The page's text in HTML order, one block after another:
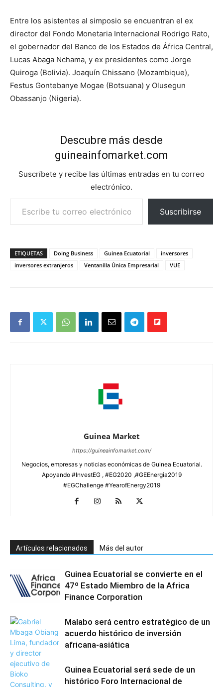
Entre los asistentes al simposio se encuentran el ex
director del Fondo Monetaria Internacional Rodrigo Rato,
el gobernador del Banco de los Estados de África Central,
Lucas Abaga Nchama, y ex presidentes como Jorge
Quiroga (Bolivia). Joaquín Chissano (Mozambique),
Festus Gontebanye Mogae (Botsuana) y Olusegun
Obassanjo (Nigeria).
Descubre más desde
guineainfomarket.com
Suscríbete y recibe las últimas entradas en tu correo
electrónico.
Escribe tu correo electrónico…
Suscribirse
ETIQUETAS Doing Business Guinea Ecuatorial
inversores
inversores extranjeros
Ventanilla Única Empresarial VUE
Guinea Market
https://guineainfomarket.com/
Negocios, empresas y noticias económicas de Guinea Ecuatorial.
Apoyando #InvestEG , #EG2020 ,#GEEnergia2019
#EGChallenge #YearofEnergy2019
Artículos relacionados Más del autor
Guinea Ecuatorial se convierte en el
47º Estado Miembro de la Africa
Finance Corporation
Malabo será centro estratégico de un
acuerdo histórico de inversión
africana-asiática
Guinea Ecuatorial será sede de un
histórico Foro Internacional de